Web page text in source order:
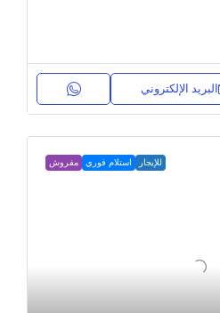
البريد الإلكتروني
للإيجار استلام فوري مفروش